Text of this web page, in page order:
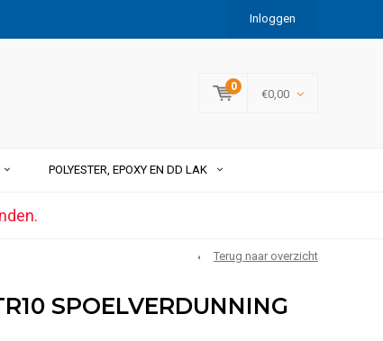
Inloggen
0
€0,00
POLYESTER, EPOXY EN DD LAK
Terug naar overzicht
SPOELVERDUNNING